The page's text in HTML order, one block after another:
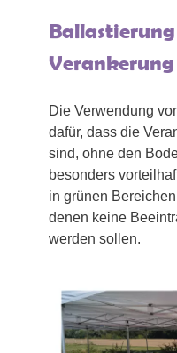
Verankerung
Die Verwendung
dafür, dass die
sind, ohne den
besonders
in grünen
denen keine
werden sollen.